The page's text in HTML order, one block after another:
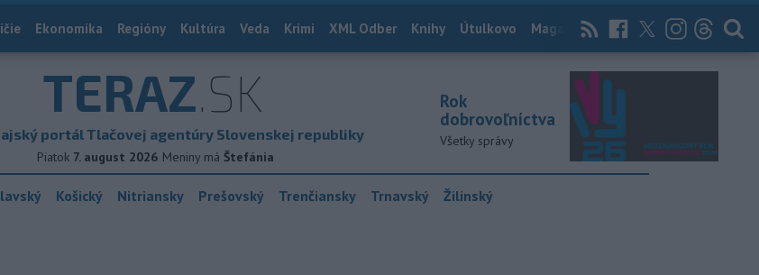
Ekonomika Regióny Kultúra Veda Krimi XML Odber Knihy Útulkovo Magazín News Now Archív
TERAZ.SK
portál Tlačovej agentúry Slovenskej republiky
Piatok 7. august 2026 Meniny má Štefánia
Rok
dobrovoľníctva
Všetky správy
Košický Nitriansky Prešovský Trenčiansky Trnavský Žilinský